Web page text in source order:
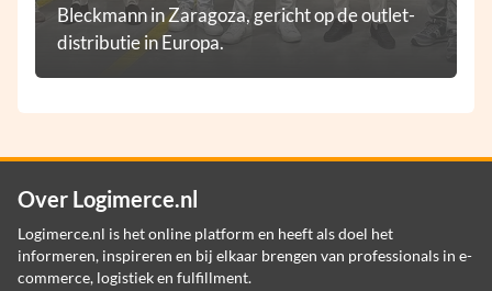
Bleckmann in Zaragoza, gericht op de outlet-
distributie in Europa.
Over Logimerce.nl
Logimerce.nl is het online platform en heeft als doel het
informeren, inspireren en bij elkaar brengen van professionals in e-
commerce, logistiek en fulfillment.